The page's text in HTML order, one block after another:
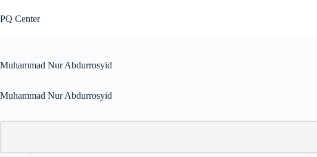
PQ Center
Muhammad Nur Abdurrosyid
Muhammad Nur Abdurrosyid